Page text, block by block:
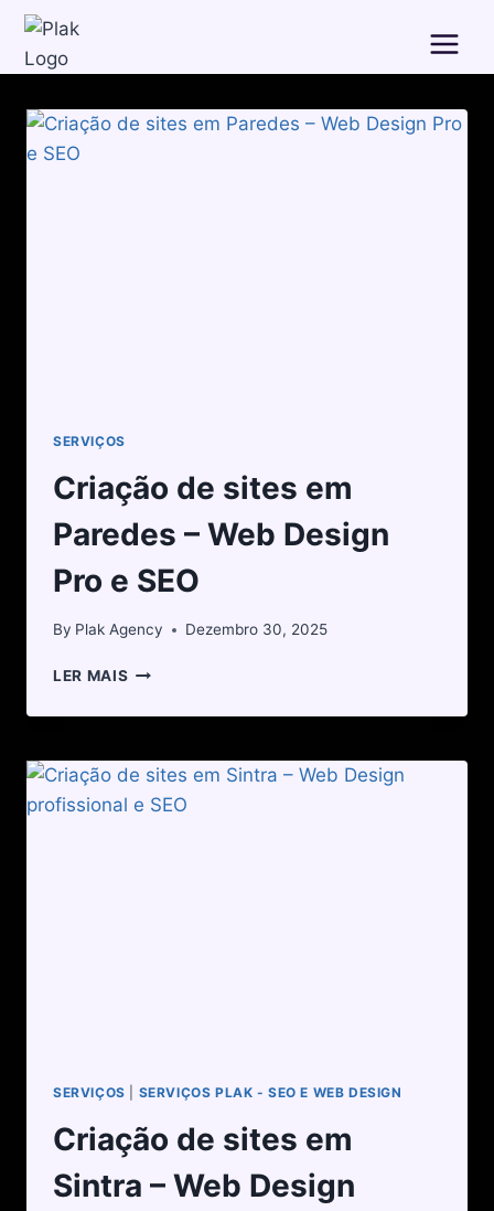
SERVIÇOS
Criação de sites em
Paredes – Web Design
Pro e SEO
By Plak Agency Dezembro 30, 2025
LER MAIS
SERVIÇOS SERVIÇOS PLAK - SEO E WEB DESIGN
Criação de sites em
Sintra – Web Design